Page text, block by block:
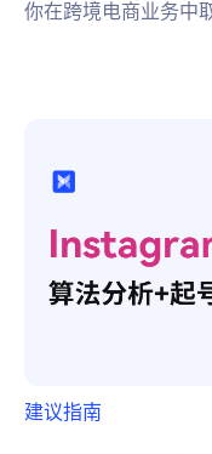
你在跨境电商业务中
建议指南